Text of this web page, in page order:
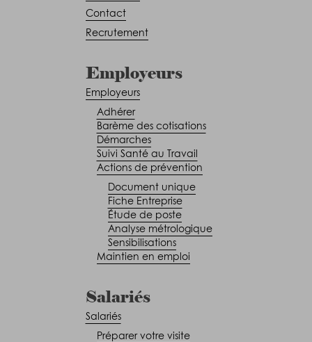
Contact
Recrutement
Employeurs
Employeurs
Adhérer
Barème des cotisations
Démarches
Suivi Santé au Travail
Actions de prévention
Document unique
Fiche Entreprise
Étude de poste
Analyse métrologique
Sensibilisations
Maintien en emploi
Salariés
Salariés
Préparer votre visite